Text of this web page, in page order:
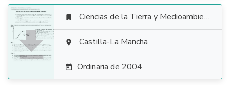

 Ciencias de la Tierra y Medioambientales
 Castilla-La Mancha
 Ordinaria de 2004